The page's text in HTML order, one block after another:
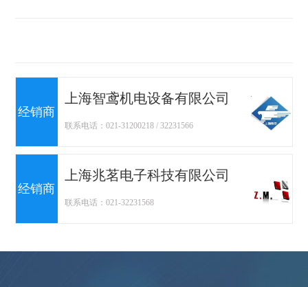
经销商
上海智鸢机电设备有限公司
联系电话：021-31200218 / 32231566
经销商
上海兆茗电子科技有限公司
联系电话：021-32231568